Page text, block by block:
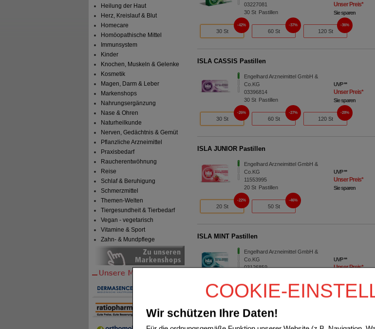
COOKIE-
Wir schützen Ihre Daten!
Heilung der Haut
Herz, Kreislauf & Blut
Homecare
Homöopathische Mittel
Immunsystem
Kinder
Knochen, Muskeln & Gelenke
Kosmetik
Magen, Darm & Leber
Markenshops
Nahrungsergänzung
Nase & Ohren
Naturheilkunde
Nerven, Gedächtnis & Gemüt
Pflanzliche Arzneimittel
Praxisbedarf
Raucherentwöhnung
Reise
Schlaf & Beruhigung
Schmerzmittel
Themen-Welten
Tiergesundheit & Tierbedarf
Vegan - vegetarisch
Vitamine & Sport
Zahn- & Mundpflege
03227081
30St Pastillen
Unser Preis*
Sie sparen
30 St
42%
60 St
37%
120 St
36%
ISLA CASSIS Pastillen
Engelhard Arzneimittel GmbH &
Co.KG
03396814
30St Pastillen
UVP**
Unser Preis*
Sie sparen
30 St
26%
60 St
27%
120 St
28%
ISLA JUNIOR Pastillen
Engelhard Arzneimittel GmbH &
Co.KG
11553995
20St Pastillen
UVP**
Unser Preis*
Sie sparen
20 St
22%
50 St
46%
ISLA MINT Pastillen
Engelhard Arzneimittel GmbH &
Co.KG
03126859
UVP**
Unser Preis*
30 St
28%